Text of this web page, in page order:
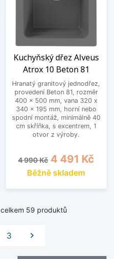
Kuchyňský dřez Alveus
Atrox 10 Beton 81
Hranatý granitový jednodřez,
provedení Beton 81, rozměr
400 x 500 mm, vana 320 x
340 x 195 mm, horní nebo
spodní montáž, minimálně 40
cm skříňka, s excentrem, 1
otvor z výroby.
Běžná cena
4 990 Kč Cena
4 491 Kč
Běžně skladem
59 produktů
3 Další
